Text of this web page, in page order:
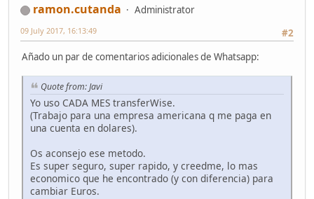
ramon.cutanda
Administrator
#2
09 July 2017, 16:13:49
Añado un par de comentarios adicionales de Whatsapp:
Quote from: Javi
Yo uso CADA MES transferWise.
(Trabajo para una empresa americana q me paga en
una cuenta en dolares).
Os aconsejo ese metodo.
Es super seguro, super rapido, y creedme, lo mas
economico que he encontrado (y con diferencia) para
cambiar Euros.